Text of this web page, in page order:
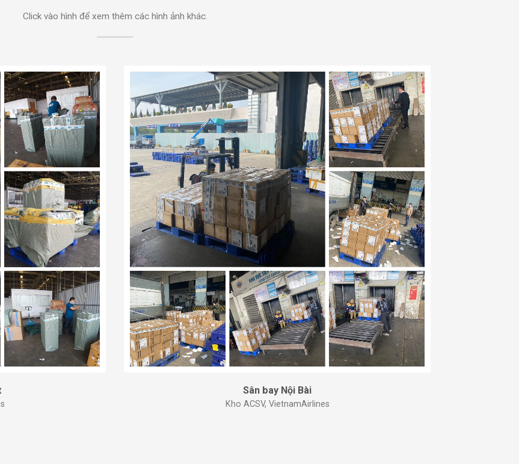
Click vào hình để xem thêm các hình ảnh khác.
Sân bay Nội Bài
Kho ACSV, VietnamAirlines